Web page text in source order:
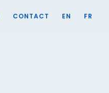
CONTACT EN FR